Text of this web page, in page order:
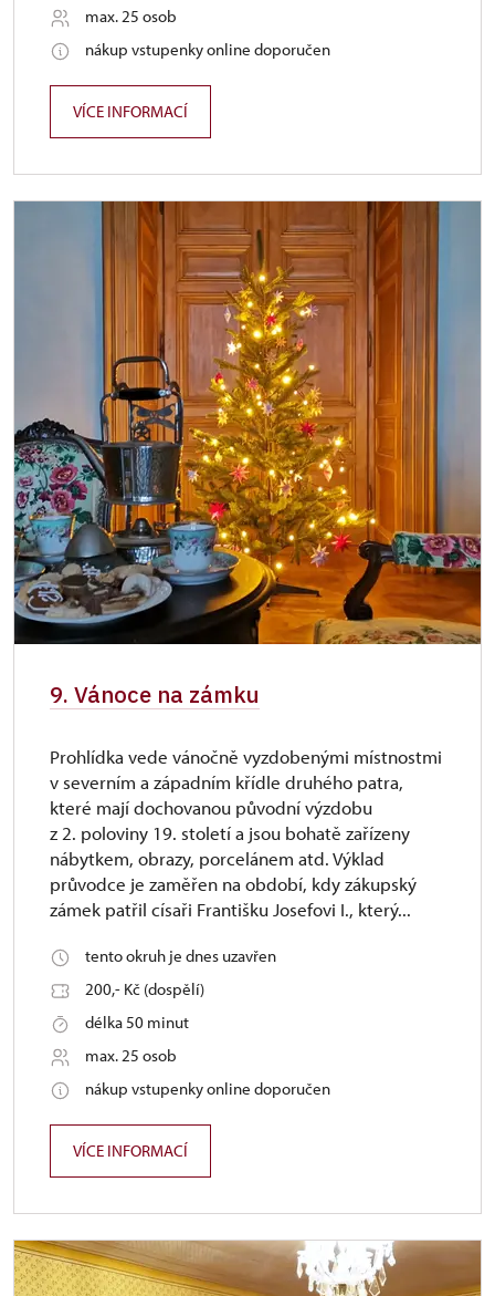
max. 25 osob
nákup vstupenky online doporučen
VÍCE INFORMACÍ
9. Vánoce na zámku
Prohlídka vede vánočně vyzdobenými místnostmi
v severním a západním křídle druhého patra,
které mají dochovanou původní výzdobu
z 2. poloviny 19. století a jsou bohatě zařízeny
nábytkem, obrazy, porcelánem atd. Výklad
průvodce je zaměřen na období, kdy zákupský
zámek patřil císaři Františku Josefovi I., který...
tento okruh je dnes uzavřen
200,- Kč (dospělí)
délka 50 minut
max. 25 osob
nákup vstupenky online doporučen
VÍCE INFORMACÍ